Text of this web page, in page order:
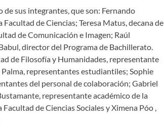
sus integrantes, que son: Fernando
de Ciencias; Teresa Matus, decana de
de Comunicación e Imagen; Raúl
director del Programa de Bachillerato.
de Filosofía y Humanidades, representante
representantes estudiantiles; Sophie
del personal de colaboración; Gabriel
representante académico de la
de Ciencias Sociales y Ximena Póo ,